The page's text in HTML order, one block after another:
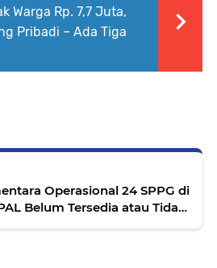
Warga Rp. 7,7 Juta,
Pribadi – Ada Tiga
Operasional 24 SPPG di
Belum Tersedia atau Tidak